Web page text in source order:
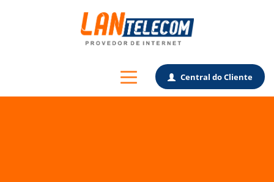
Central do Cliente